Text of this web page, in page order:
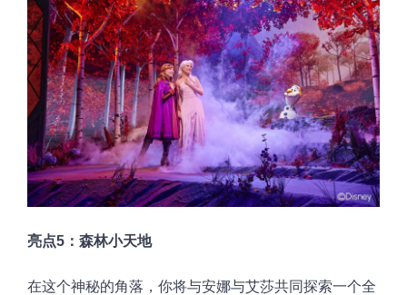
亮点5：森林小天地
在这个神秘的角落，你将与安娜与艾莎共同探索一个全